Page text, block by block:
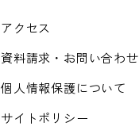
アクセス
資料請求・お問い合わせ
個人情報保護について
サイトポリシー